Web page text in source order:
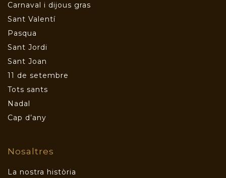
Carnaval i dijous gras
Sant Valentí
Pasqua
Sant Jordi
Sant Joan
11 de setembre
Tots sants
Nadal
Cap d’any
Nosaltres
La nostra història